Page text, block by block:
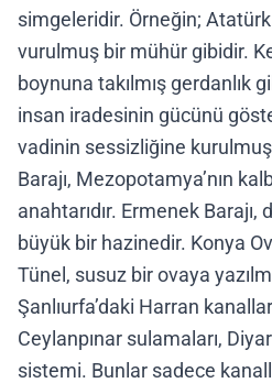
simgeleridir. Örneğin; Atatürk
vurulmuş bir mühür gibidir.
boynuna takılmış gerdanlık
insan iradesinin gücünü
vadinin sessizliğine kurulmuş
Barajı, Mezopotamya’nın
anahtarıdır. Ermenek
büyük bir hazinedir. Konya
Tünel, susuz bir ovaya
Şanlıurfa’daki Harran
Ceylanpınar sulamaları,
sistemi. Bunlar sadece